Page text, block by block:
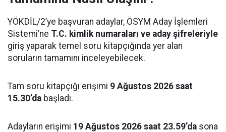
YÖKDİL/2’ye başvuran adaylar, ÖSYM Aday İşlemleri
Sistemi’ne T.C. kimlik numaraları ve aday şifreleriyle
giriş yaparak temel soru kitapçığında yer alan
soruların tamamını inceleyebilecek.
Tam soru kitapçığı erişimi 9 Ağustos 2026 saat
15.30’da başladı.
Adayların erişimi 19 Ağustos 2026 saat 23.59’da sona